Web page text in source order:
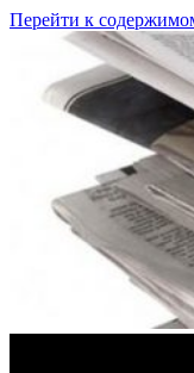
Перейти к